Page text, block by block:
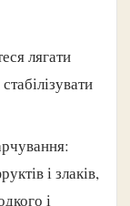
лягати
і злаків,
і